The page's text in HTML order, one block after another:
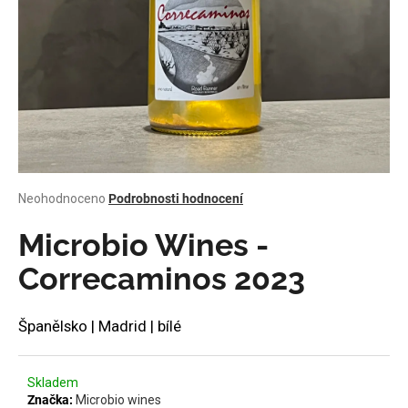
Průměrné
produktu
je
0,0
z
hvězdiček.
Neohodnoceno Podrobnosti hodnocení
Microbio Wines -
Correcaminos 2023
Španělsko | Madrid | bílé
Skladem
Značka: Microbio wines
?
D
p
o
u